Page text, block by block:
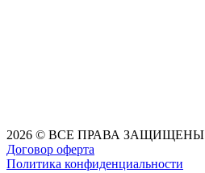
2026 © ВСЕ ПРАВА ЗАЩИЩЕНЫ
Договор оферта
Политика конфиденциальности